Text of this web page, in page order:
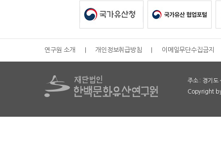
연구원 소개 개인정보취급방침 이메일무단수집금지
주소 : 경기
Copyright